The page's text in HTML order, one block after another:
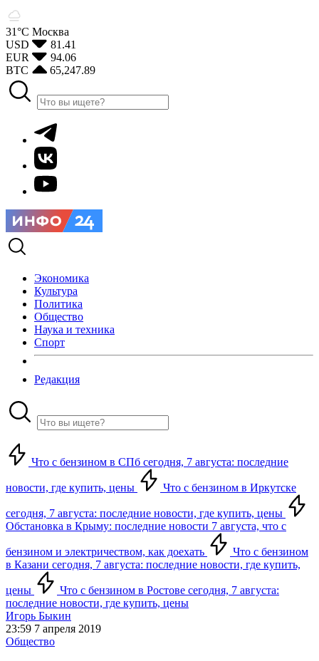
31°С Москва
USD
81.41
EUR
94.06
BTC
65,247.89
Экономика
Культура
Политика
Общество
Наука и техника
Спорт
Редакция
Что с бензином в СПб сегодня, 7 августа: последние
новости, где купить, цены Что с бензином в Иркутске
сегодня, 7 августа: последние новости, где купить, цены
Обстановка в Крыму: последние новости 7 августа, что с
бензином и электричеством, как доехать
Что с бензином
в Казани сегодня, 7 августа: последние новости, где купить,
цены
Что с бензином в Ростове сегодня, 7 августа:
последние новости, где купить, цены
Игорь Быкин
23:59 7 апреля 2019
Общество